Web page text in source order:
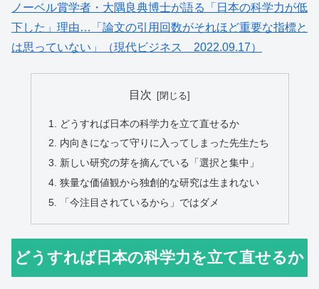
ノーベル賞学者・大隅良典博士が語る「日本の科学力が低
下した」理由…「論文の引用回数がそれほど重要な指標と
は思っていない」（現代ビジネス 2022.09.17）
目次
どうすれば日本の科学力を立て直せるか
内向きになって守りに入ってしまった先生たち
新しい研究の芽を摘んでいる「選択と集中」
狭量な価値観から独創的な研究は生まれない
「今注目されているから」ではダメ
どうすれば日本の科学力を立て直せるか